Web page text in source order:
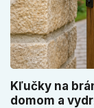
Kľučky na
domom a